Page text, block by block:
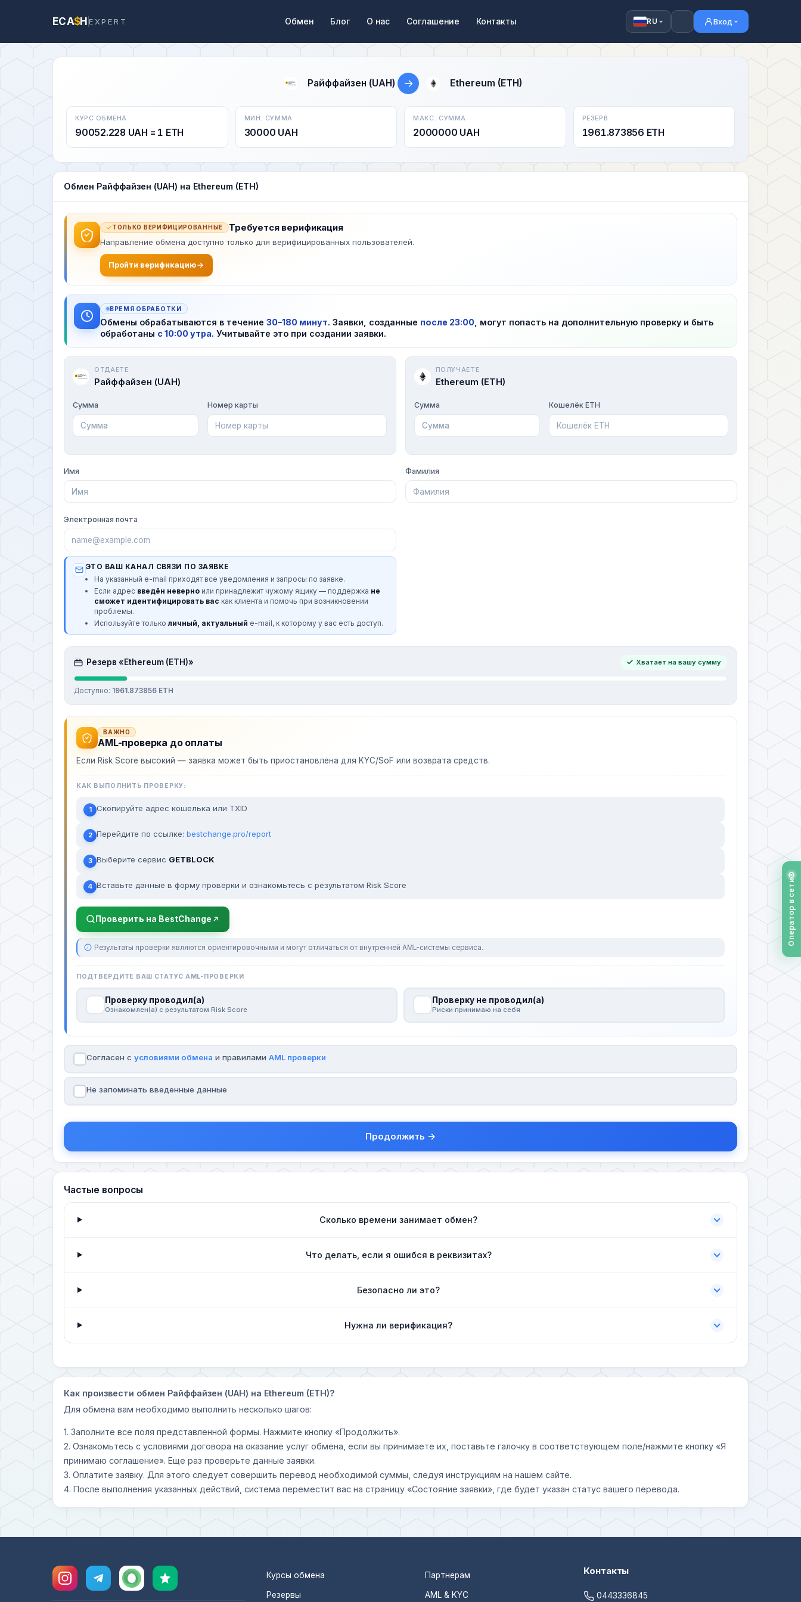
ECA$HEXPERT Обмен Блог О нас Соглашение Контакты RU Вход
Райффайзен (UAH) → Ethereum (ETH)
КУРС ОБМЕНА
90052.228 UAH = 1 ETH
МИН. СУММА
30000 UAH
МАКС. СУММА
2000000 UAH
РЕЗЕРВ
1961.873856 ETH
Обмен Райффайзен (UAH) на Ethereum (ETH)
ТОЛЬКО ВЕРИФИЦИРОВАННЫЕ Требуется верификация
Направление обмена доступно только для верифицированных пользователей.
Пройти верификацию
ВРЕМЯ ОБРАБОТКИ
Обмены обрабатываются в течение 30–180 минут. Заявки, созданные после 23:00 , могут попасть на дополнительную проверку и быть
обработаны с 10:00 утра. Учитывайте это при создании заявки.
ОТДАЕТЕ
Райффайзен (UAH)
Сумма Номер карты
ПОЛУЧАЕТЕ
Ethereum (ETH)
Сумма Кошелёк ETH
Имя Фамилия
Электронная почта
ЭТО ВАШ КАНАЛ СВЯЗИ ПО ЗАЯВКЕ
На указанный e-mail приходят все уведомления и запросы по заявке.
Если адрес введён неверно или принадлежит чужому ящику — поддержка не
сможет идентифицировать вас как клиента и помочь при возникновении
проблемы.
Используйте только личный, актуальный e-mail, к которому у вас есть доступ.
Резерв «Ethereum (ETH)» Хватает на вашу сумму
Доступно: 1961.873856 ETH
ВАЖНО
AML-проверка до оплаты
Если Risk Score высокий — заявка может быть приостановлена для KYC/SoF или возврата средств.
КАК ВЫПОЛНИТЬ ПРОВЕРКУ:
1 Скопируйте адрес кошелька или TXID
2 Перейдите по ссылке: bestchange.pro/report
3 Выберите сервис GETBLOCK
4 Вставьте данные в форму проверки и ознакомьтесь с результатом Risk Score
Проверить на BestChange
Результаты проверки являются ориентировочными и могут отличаться от внутренней AML-системы сервиса.
ПОДТВЕРДИТЕ ВАШ СТАТУС AML-ПРОВЕРКИ
Проверку проводил(а)
Ознакомлен(а) с результатом Risk Score
Проверку не проводил(а)
Риски принимаю на себя
Согласен с условиями обмена и правилами AML проверки
Не запоминать введенные данные
Продолжить →
Частые вопросы
Сколько времени занимает обмен?
Что делать, если я ошибся в реквизитах?
Безопасно ли это?
Нужна ли верификация?
Как произвести обмен Райффайзен (UAH) на Ethereum (ETH)?
Для обмена вам необходимо выполнить несколько шагов:
1. Заполните все поля представленной формы. Нажмите кнопку «Продолжить».
2. Ознакомьтесь с условиями договора на оказание услуг обмена, если вы принимаете их, поставьте галочку в соответствующем поле/нажмите кнопку «Я
принимаю соглашение». Еще раз проверьте данные заявки.
3. Оплатите заявку. Для этого следует совершить перевод необходимой суммы, следуя инструкциям на нашем сайте.
4. После выполнения указанных действий, система переместит вас на страницу «Состояние заявки», где будет указан статус вашего перевода.
Курсы обмена
Резервы
Партнерам
AML & KYC
Контакты
0443336845
Оператор в сети